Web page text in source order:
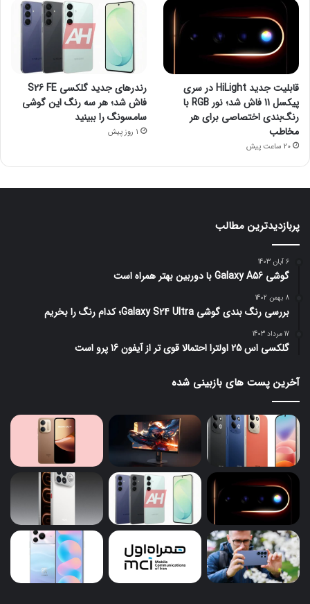
قابلیت جدید HiLight در سری
پیکسل 11 فاش شد؛ نور RGB با
رنگ‌بندی اختصاصی برای هر
مخاطب
20 ساعت پیش
رندرهای جدید گلکسی S26 FE
فاش شد؛ هر سه رنگ این گوشی
سامسونگ را ببینید
1 روز پیش
پربازدیدترین مطالب
6 آبان 1403
گوشی Galaxy A56 با دوربین بهتر همراه است
8 بهمن 1402
بررسی رنگ بندی گوشی Galaxy S24 Ultra؛ کدام رنگ را بخریم
17 مرداد 1403
گلکسی اس 25 اولترا احتمالا قوی تر از آیفون 16 پرو است
آخرین پست های بازبینی شده